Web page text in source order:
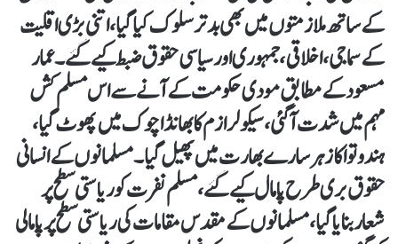
کے ساتھ ملازمتوں میں بھی بدتر سلوک کیا گیا، اتنی بڑی اقلیت
کے سماجی، اخلاقی، جمہوری اور سیاسی حقوق ضبط کیے گئے۔ عمار
مسعود کے مطابق مودی حکومت کے آنے سے اس مسلم کش
مہم میں شدت آ گئی، سیکولر ازم کا بھانڈا چوک میں پھوٹ گیا،
ہندوتوا کا زہر سارے بھارت میں پھیل گیا۔ مسلمانوں کے انسانی
حقوق بری طرح پامال کیے گئے، مسلم نفرت کو ریاستی سطح پر
شعار بنایا گیا، مسلمانوں کے مقدس مقامات کی ریاستی سطح پر پامالی